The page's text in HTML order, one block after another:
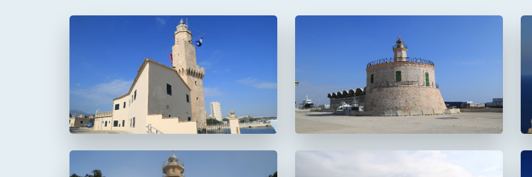
Faro de Portopí
Faro del puerto de
Palma
Faro de La Riba
FUERA DE USO